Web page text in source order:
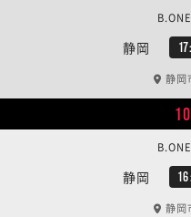
静岡
静岡
静岡
静岡